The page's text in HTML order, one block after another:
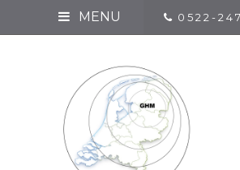
MENU 0 5 2 2 - 2 4